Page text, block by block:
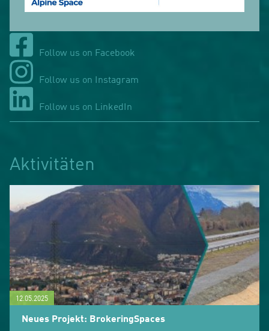
Follow us on Facebook
Follow us on Instagram
Follow us on LinkedIn
Aktivitäten
12.05.2025
Neues Projekt: BrokeringSpaces